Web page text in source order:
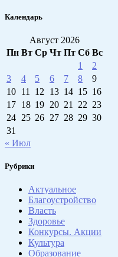
Календарь
Август 2026
Пн Вт Ср Чт Пт Сб Вс
1
2
3
4 5 6 7 8
9
10 11 12 13 14 15 16
17 18 19 20 21 22 23
24 25 26 27 28 29 30
31
« Июл
Рубрики
Актуальное
Благоустройство
Власть
Здоровье
Конкурсы. Акции
Культура
Образование